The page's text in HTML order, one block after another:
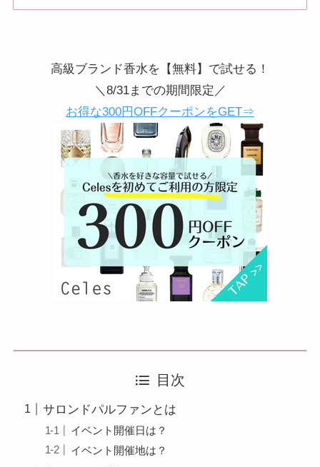
高級ブランド香水を【無料】で試せる！
＼8/31までの期間限定／
お得な300円OFFクーポンをGET⇒
目次
サロンドパルファンとは
イベント開催日は？
イベント開催地は？